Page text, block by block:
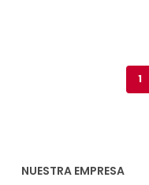
1
NUESTRA EMPRESA